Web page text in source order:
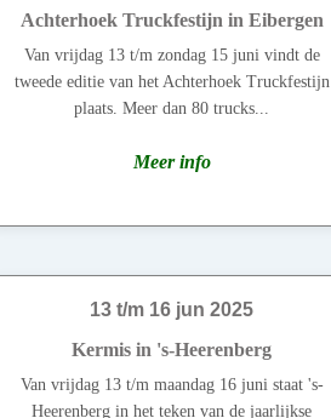
Achterhoek Truckfestijn in Eibergen
Van vrijdag 13 t/m zondag 15 juni vindt de
tweede editie van het Achterhoek Truckfestijn
plaats. Meer dan 80 trucks...
Meer info
13 t/m 16 jun 2025
Kermis in 's-Heerenberg
Van vrijdag 13 t/m maandag 16 juni staat 's-
Heerenberg in het teken van de jaarlijkse